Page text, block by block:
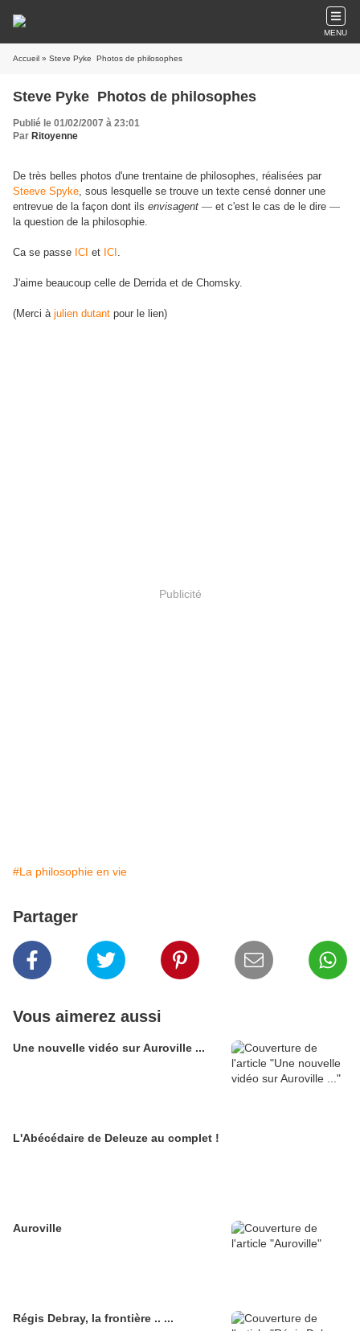
MENU
Accueil » Steve Pyke  Photos de philosophes
Steve Pyke  Photos de philosophes
Publié le 01/02/2007 à 23:01
Par Ritoyenne
De très belles photos d'une trentaine de philosophes, réalisées par
Steeve Spyke, sous lesquelle se trouve un texte censé donner une
entrevue de la façon dont ils envisagent — et c'est le cas de le dire —
la question de la philosophie.
Ca se passe ICI et ICI .
J'aime beaucoup celle de Derrida et de Chomsky.
(Merci à julien dutant pour le lien)
Publicité
#La philosophie en vie
Partager
Vous aimerez aussi
Une nouvelle vidéo sur Auroville ...
L'Abécédaire de Deleuze au complet !
Auroville
Régis Debray, la frontière .. ...